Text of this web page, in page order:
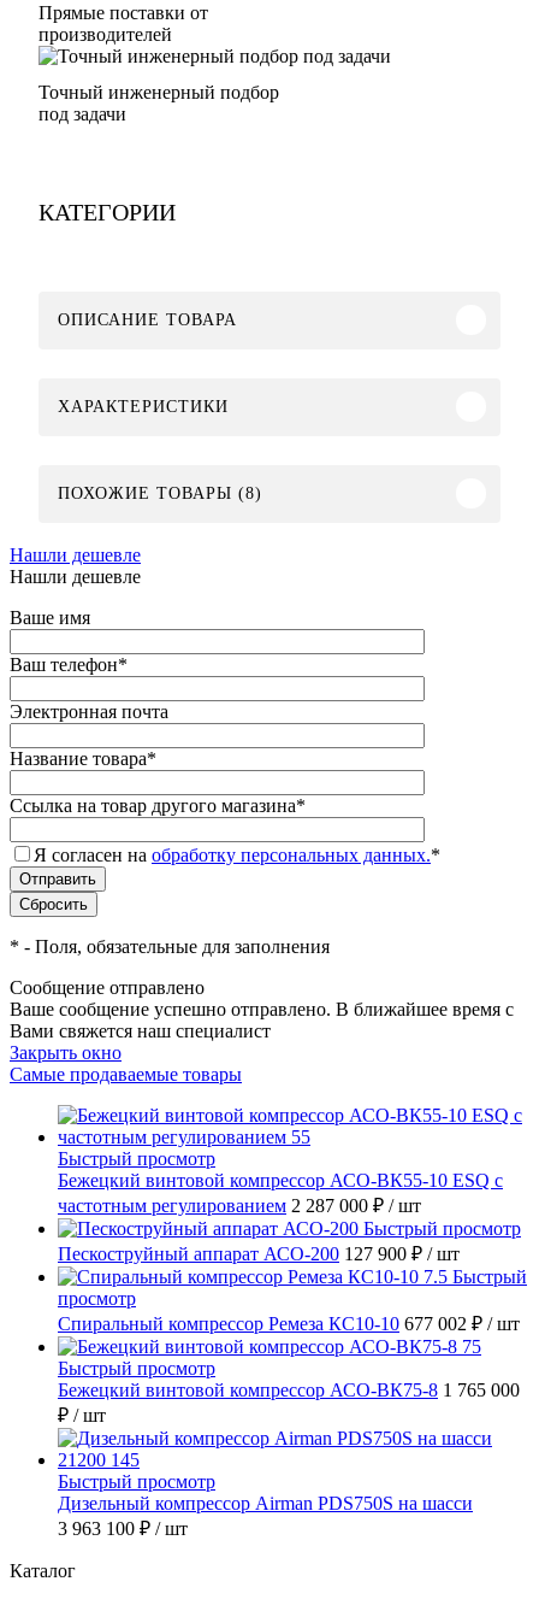
Прямые поставки от
производителей
Точный инженерный подбор
под задачи
КАТЕГОРИИ
ОПИСАНИЕ ТОВАРА
ХАРАКТЕРИСТИКИ
ПОХОЖИЕ ТОВАРЫ (8)
Нашли дешевле
Нашли дешевле
Ваше имя
Ваш телефон*
Электронная почта
Название товара*
Ссылка на товар другого магазина*
Я согласен на обработку персональных данных.*
* - Поля, обязательные для заполнения
Сообщение отправлено
Ваше сообщение успешно отправлено. В ближайшее время с
Вами свяжется наш специалист
Закрыть окно
Самые продаваемые товары
Быстрый просмотр
Бежецкий винтовой компрессор АСО-ВК55-10 ESQ с
частотным регулированием 2 287 000 ₽ / шт
Быстрый просмотр
Пескоструйный аппарат АСО-200 127 900 ₽ / шт
Быстрый
просмотр
Спиральный компрессор Ремеза КС10-10 677 002 ₽ / шт
Быстрый просмотр
Бежецкий винтовой компрессор АСО-ВК75-8 1 765 000
₽ / шт
Быстрый просмотр
Дизельный компрессор Airman PDS750S на шасси
3 963 100 ₽ / шт
Каталог